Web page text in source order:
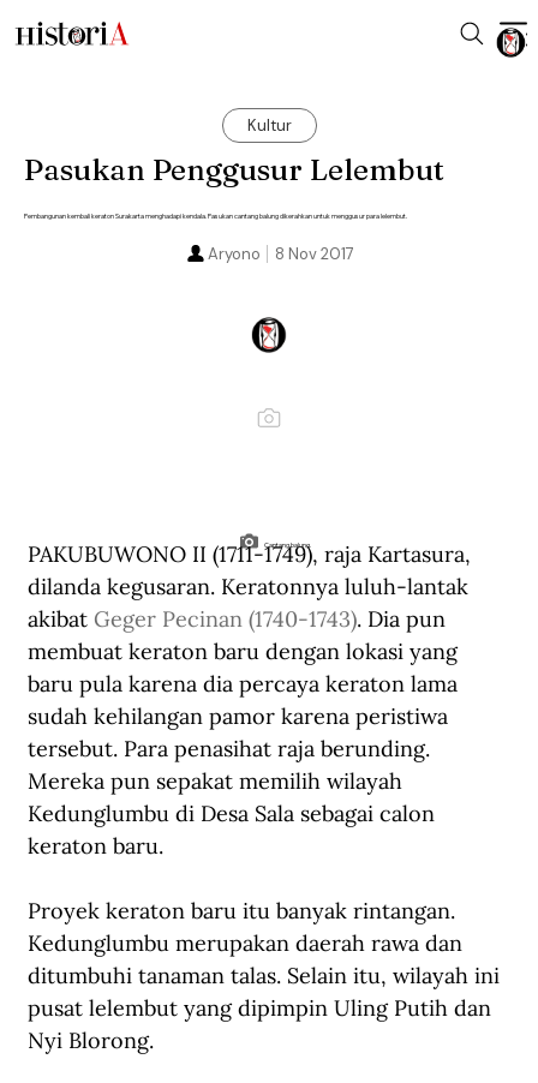
Kultur
Pasukan Penggusur Lelembut
Pembangunan kembali keraton Surakarta menghadapi kendala. Pasukan cantang balung dikerahkan untuk menggusur para lelembut.
8 Nov 2017
Aryono
Cantang balung.
PAKUBUWONO II (1711-1749), raja Kartasura,
dilanda kegusaran. Keratonnya luluh-lantak
akibat Geger Pecinan (1740-1743). Dia pun
membuat keraton baru dengan lokasi yang
baru pula karena dia percaya keraton lama
sudah kehilangan pamor karena peristiwa
tersebut. Para penasihat raja berunding.
Mereka pun sepakat memilih wilayah
Kedunglumbu di Desa Sala sebagai calon
keraton baru.
Proyek keraton baru itu banyak rintangan.
Kedunglumbu merupakan daerah rawa dan
ditumbuhi tanaman talas. Selain itu, wilayah ini
pusat lelembut yang dipimpin Uling Putih dan
Nyi Blorong.